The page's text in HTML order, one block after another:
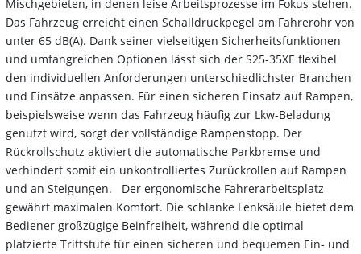
Mischgebieten, in denen leise Arbeitsprozesse im Fokus stehen.
Das Fahrzeug erreicht einen Schalldruckpegel am Fahrerohr von
unter 65 dB(A). Dank seiner vielseitigen Sicherheitsfunktionen
und umfangreichen Optionen lässt sich der S25-35XE flexibel
den individuellen Anforderungen unterschiedlichster Branchen
und Einsätze anpassen. Für einen sicheren Einsatz auf Rampen,
beispielsweise wenn das Fahrzeug häufig zur Lkw-Beladung
genutzt wird, sorgt der vollständige Rampenstopp. Der
Rückrollschutz aktiviert die automatische Parkbremse und
verhindert somit ein unkontrolliertes Zurückrollen auf Rampen
und an Steigungen. Der ergonomische Fahrerarbeitsplatz
gewährt maximalen Komfort. Die schlanke Lenksäule bietet dem
Bediener großzügige Beinfreiheit, während die optimal
platzierte Trittstufe für einen sicheren und bequemen Ein- und